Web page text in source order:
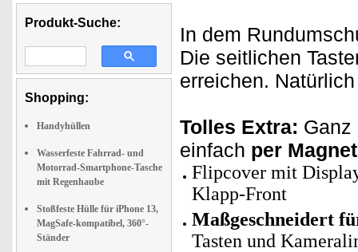
Produkt-Suche:
Shopping:
Handyhüllen
Wasserfeste Fahrrad- und
Motorrad-Smartphone-Tasche
mit Regenhaube
Stoßfeste Hülle für iPhone 13,
MagSafe-kompatibel, 360°-
Ständer
In dem
Die seitlichen
erreichen.
Tolles Extra: Ganz
einfach per Magnet
Flipcover mit
Klapp-Front
Maßgeschneidert
Tasten und